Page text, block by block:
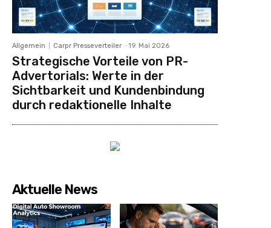
Allgemein Carpr Presseverteiler - 19. Mai 2026
Strategische Vorteile von PR-
Advertorials: Werte in der
Sichtbarkeit und Kundenbindung
durch redaktionelle Inhalte
Aktuelle News